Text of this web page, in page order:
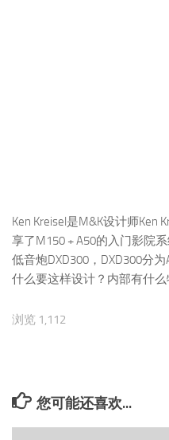
Ken Kreisel是M&K设计师Ken
享了M150 + A50的入门影院
低音炮DXD300，DXD300分
什么要这样设计？内部有什么
浏览 1,112
您可能还喜欢...